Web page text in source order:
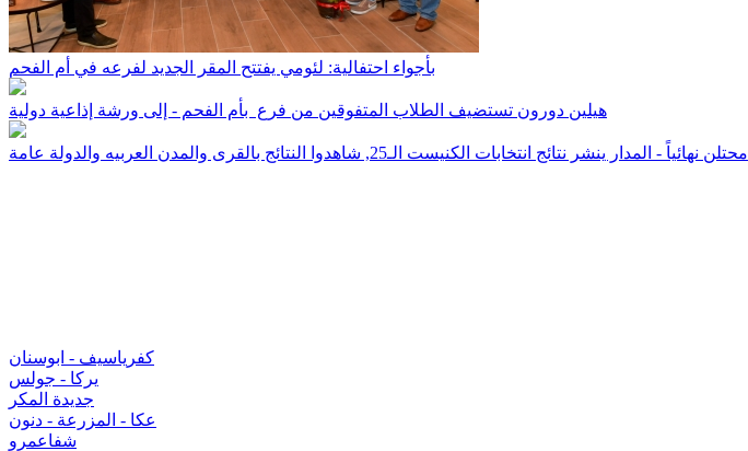
بأجواء احتفالية: لئومي يفتتح المقر الجديد لفرعه في أم الفحم
هيلين دورون تستضيف الطلاب المتفوقين من فرع بأم الفحم - إلى ورشة إذاعية دولية
محتلن نهائياً - المدار ينشر نتائج انتخابات الكنيست الـ25, شاهدوا النتائج بالقرى والمدن العربيه والدولة عامة
كفرياسيف - ابوسنان
يركا - جولس
جديدة المكر
عكا - المزرعة - دنون
شفاعمرو